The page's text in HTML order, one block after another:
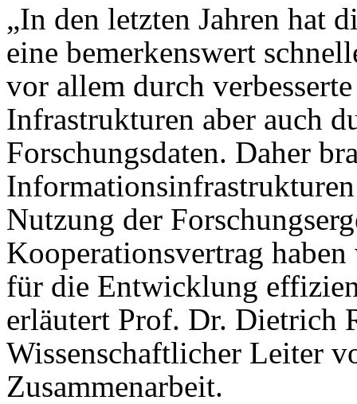
„In den letzten Jahren hat
eine bemerkenswert
vor allem durch
Infrastrukturen aber auch
Forschungsdaten. Daher
Nutzung der
Kooperationsvertrag
für die Entwicklung
erläutert Prof. Dr. Dietrich
Wissenschaftlicher Leiter
Zusammenarbeit.